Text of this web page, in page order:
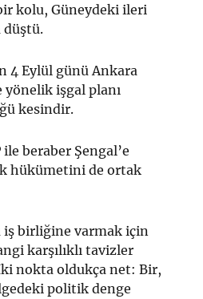
kolu, Güneydeki ileri
düştü.
4 Eylül günü Ankara
yönelik işgal planı
kesindir.
beraber Şengal’e
hükümetini de ortak
birliğine varmak için
karşılıklı tavizler
nokta oldukça net: Bir,
politik denge